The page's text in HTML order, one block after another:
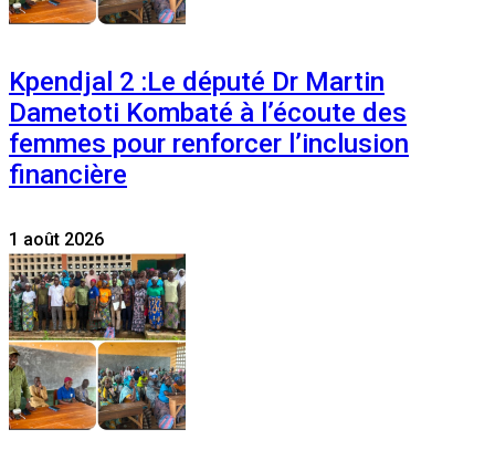
Kpendjal 2 :Le député Dr Martin
Dametoti Kombaté à l’écoute des
femmes pour renforcer l’inclusion
financière
1 août 2026